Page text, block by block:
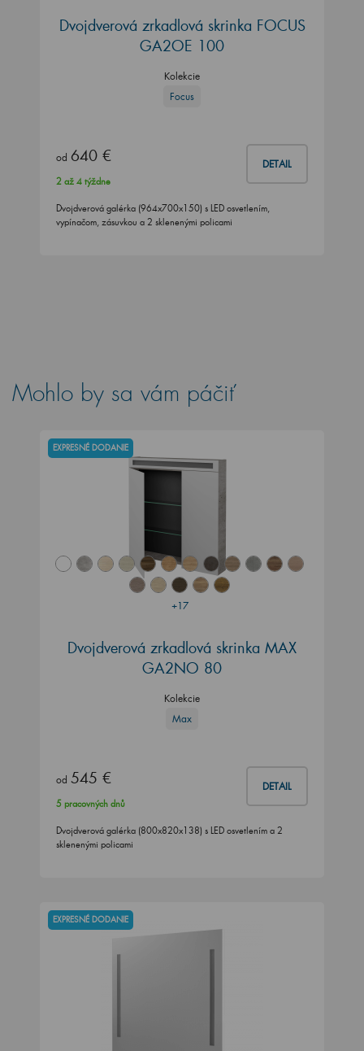
Dvojdverová zrkadlová skrinka FOCUS
GA2OE 100
Kolekcie
Focus
od 640 € DETAIL
2 až 4 týždne
Dvojdverová galérka (964x700x150) s LED osvetlením,
vypínačom, zásuvkou a 2 sklenenými policami
Mohlo by sa vám páčiť
+17
EXPRESNÉ DODANIE
Dvojdverová zrkadlová skrinka MAX
GA2NO 80
Kolekcie
Max
od 545 € DETAIL
5 pracovných dnů
Dvojdverová galérka (800x820x138) s LED osvetlením a 2
sklenenými policami
EXPRESNÉ DODANIE